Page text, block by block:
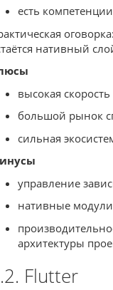
есть
нативный
высокая
большой рынок
сильная
управление
нативные
архитектуры
Flutter